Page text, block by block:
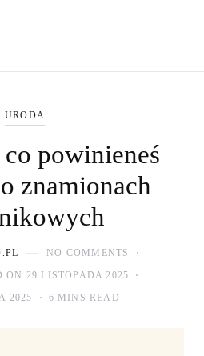
URODA
powinieneś
znamionach
NO COMMENTS
ON 29 LISTOPADA 2025
2025
6 MINS READ